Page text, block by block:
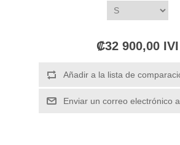
₡32 900,00 IVI